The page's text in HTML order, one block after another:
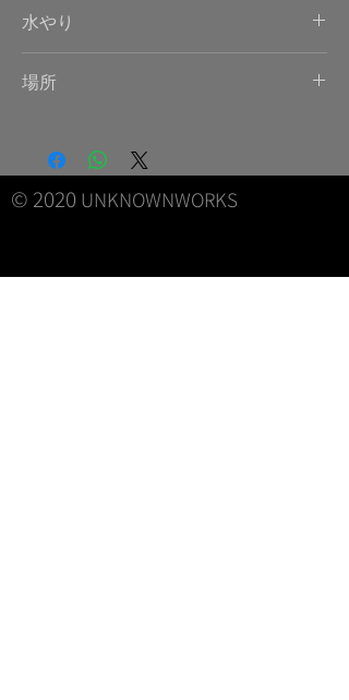
水やり
れるまで。
場所
外でも栽培可能ですが、遮光30-50%程度で
ネット越しにしてあげてください。屋内の場
© 2020 UNKNOWNWORKS